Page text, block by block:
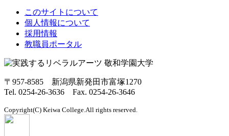
このサイトについて
個人情報について
採用情報
教職員ポータル
〒957-8585 新潟県新発田市富塚1270
Tel. 0254-26-3636 Fax. 0254-26-3646
Copyright(C) Keiwa College.All rights reserved.